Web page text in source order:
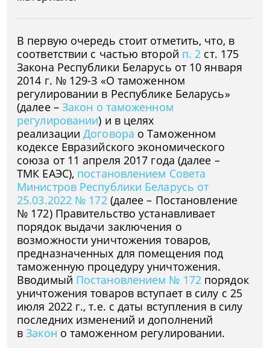
В первую очередь стоит отметить, что, в
соответствии с частью второй п. 2 ст. 175
Закона Республики Беларусь от 10 января
2014 г. № 129-З «О таможенном
регулировании в Республике Беларусь»
(далее – Закон о таможенном
регулировании) и в целях
реализацииДоговора о Таможенном
кодексе Евразийского экономического
союза от 11 апреля 2017 года (далее –
ТМК ЕАЭС), постановлением Совета
Министров Республики Беларусь от
25.03.2022 № 172(далее – Постановление
№ 172) Правительство устанавливает
порядок выдачи заключения о
возможности уничтожения товаров,
предназначенных для помещения под
таможенную процедуру уничтожения.
Вводимый Постановлением № 172порядок
уничтожения товаров вступает в силу с 25
июля 2022 г., т.е. с даты вступления в силу
последних изменений и дополнений
вЗакон о таможенном регулировании.